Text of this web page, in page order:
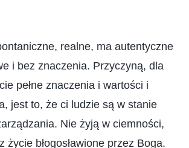
realne, ma autentyczne
i bez znaczenia. Przyczyną, dla
pełne znaczenia i wartości i
jest to, że ci ludzie są w stanie
Nie żyją w ciemności,
błogosławione przez Boga.